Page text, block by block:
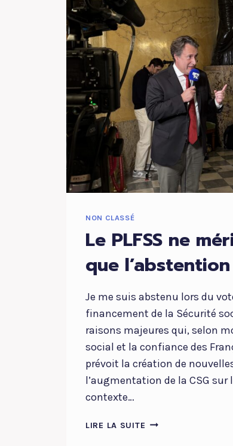
NON CLASSÉ
Le PLFSS ne
que l’abstention
Je me suis abstenu lors du
financement de la Sécurité
raisons majeures qui, selon
social et la confiance des
prévoit la création de
l’augmentation de la CSG sur
contexte…
LIRE LA SUITE LE